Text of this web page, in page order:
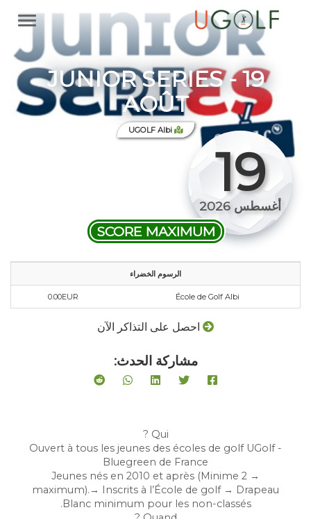
JUNIOR SERIES - 19
AOÛT
UGOLF Albi
19
أغسطس 2026
SCORE MAXIMUM
الرسوم الخضراء
École de Golf Albi
0.00EUR
احصل على التذاكر الآن
مشاركة الحدث:
Qui ?
Ouvert à tous les jeunes des écoles de golf UGolf -
Bluegreen de France
→ Jeunes nés en 2010 et après (Minime 2
maximum).→ Inscrits à l’École de golf → Drapeau
Blanc minimum pour les non-classés.